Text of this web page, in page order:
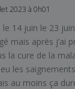
2023 à 0h01
le 14 juin le 23
mais après j’ai
la cure de la
eu les
au moins ça